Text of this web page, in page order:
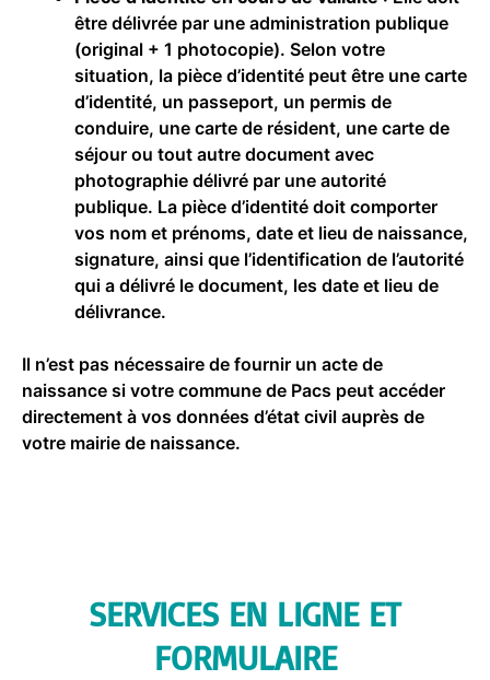
être délivrée par une administration publique
(original + 1 photocopie). Selon votre
situation, la pièce d’identité peut être une carte
d’identité, un passeport, un permis de
conduire, une carte de résident, une carte de
séjour ou tout autre document avec
photographie délivré par une autorité
publique. La pièce d’identité doit comporter
vos nom et prénoms, date et lieu de naissance,
signature, ainsi que l’identification de l’autorité
qui a délivré le document, les date et lieu de
délivrance.
Il n’est pas nécessaire de fournir un acte de
naissance si votre commune de Pacs peut accéder
directement à vos données d’état civil auprès de
votre mairie de naissance.
SERVICES EN LIGNE ET
FORMULAIRE